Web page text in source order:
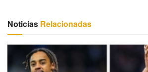
Noticias Relacionadas